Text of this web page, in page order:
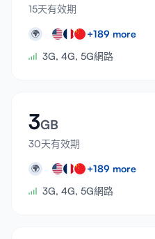
15天有效期
🌍 +189 more
3G, 4G, 5G網路
3GB
30天有效期
🌍 +189 more
3G, 4G, 5G網路